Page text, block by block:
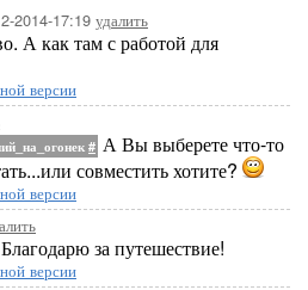
2014-17:19 удалить
А как там с работой для
версии
# А Вы выберете что-то
совместить хотите?
версии
за путешествие!
версии